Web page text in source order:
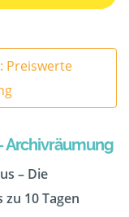
Preiswerte
Archivräumung
– Die
10 Tagen